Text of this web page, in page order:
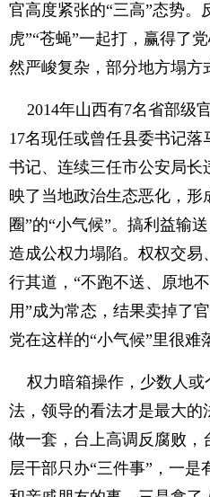
官高度紧张的“三高”态势。
虎”“苍蝇”一起打，赢得了
然严峻复杂，部分地方塌方
2014年山西有7名省部级
17名现任或曾任县委书记
书记、连续三任市公安局长
映了当地政治生态恶化，形
圈”的“小气候”。搞利益输
造成公权力塌陷。权权交易
行其道，“不跑不送、原地
用”成为常态，结果卖掉了
党在这样的“小气候”里很难
权力暗箱操作，少数人或
法，领导的看法才是最大的
做一套，台上高调反腐败，
层干部只办“三件事”，一